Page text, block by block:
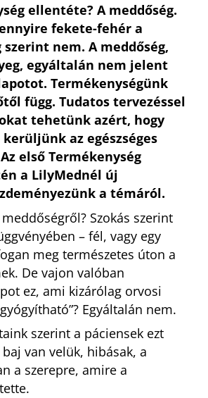
ellentéte? A meddőség.
fekete-fehér a
szerint nem. A meddőség,
egyáltalán nem jelent
Termékenységünk
függ. Tudatos tervezéssel
tehetünk azért, hogy
az egészséges
első Termékenység
a LilyMednél új
a témáról.
Szokás szerint
– fél, vagy egy
meg természetes úton a
De vajon valóban
ez, ami kizárólag orvosi
Egyáltalán nem.
szerint a páciensek ezt
van velük, hibásak, a
a szerepre, amire a